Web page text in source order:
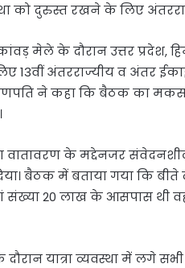
को दुरुस्त रखने के लिए
मेले के दौरान उत्तर प्रदेश,
13वीं अंतरराज्यीय व अंतर
ने कहा कि बैठक का
वातावरण के मद्देनजर
बैठक में बताया गया कि
संख्या 20 लाख के आसपास थी
दौरान यात्रा व्यवस्था में लगे